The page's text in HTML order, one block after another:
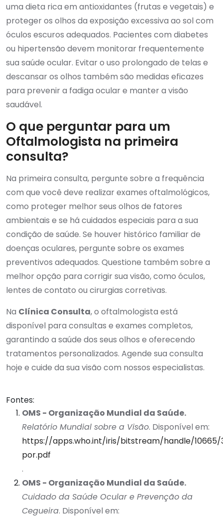
uma dieta rica em antioxidantes (frutas e vegetais) e
proteger os olhos da exposição excessiva ao sol com
óculos escuros adequados. Pacientes com diabetes
ou hipertensão devem monitorar frequentemente
sua saúde ocular. Evitar o uso prolongado de telas e
descansar os olhos também são medidas eficazes
para prevenir a fadiga ocular e manter a visão
saudável.
O que perguntar para um
Oftalmologista na primeira
consulta?
Na primeira consulta, pergunte sobre a frequência
com que você deve realizar exames oftalmológicos,
como proteger melhor seus olhos de fatores
ambientais e se há cuidados especiais para a sua
condição de saúde. Se houver histórico familiar de
doenças oculares, pergunte sobre os exames
preventivos adequados. Questione também sobre a
melhor opção para corrigir sua visão, como óculos,
lentes de contato ou cirurgias corretivas.
Na Clínica Consulta, o oftalmologista está
disponível para consultas e exames completos,
garantindo a saúde dos seus olhos e oferecendo
tratamentos personalizados. Agende sua consulta
hoje e cuide da sua visão com nossos especialistas.
Fontes:
OMS - Organização Mundial da Saúde.
Relatório Mundial sobre a Visão. Disponível em:
https://apps.who.int/iris/bitstream/handle/10665/
por.pdf
.
OMS - Organização Mundial da Saúde.
Cuidado da Saúde Ocular e Prevenção da
Cegueira. Disponível em: